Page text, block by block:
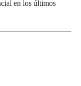
en los últimos